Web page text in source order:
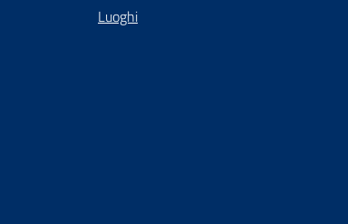
Luoghi